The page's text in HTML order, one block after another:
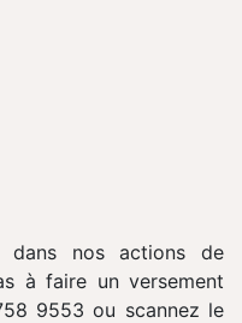
dans nos actions de
à faire un versement
9553 ou scannez le